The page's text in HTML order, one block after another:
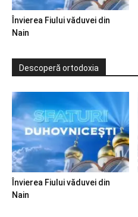
Învierea Fiului văduvei din
Nain
Descoperă ortodoxia
Învierea Fiului văduvei din
Nain